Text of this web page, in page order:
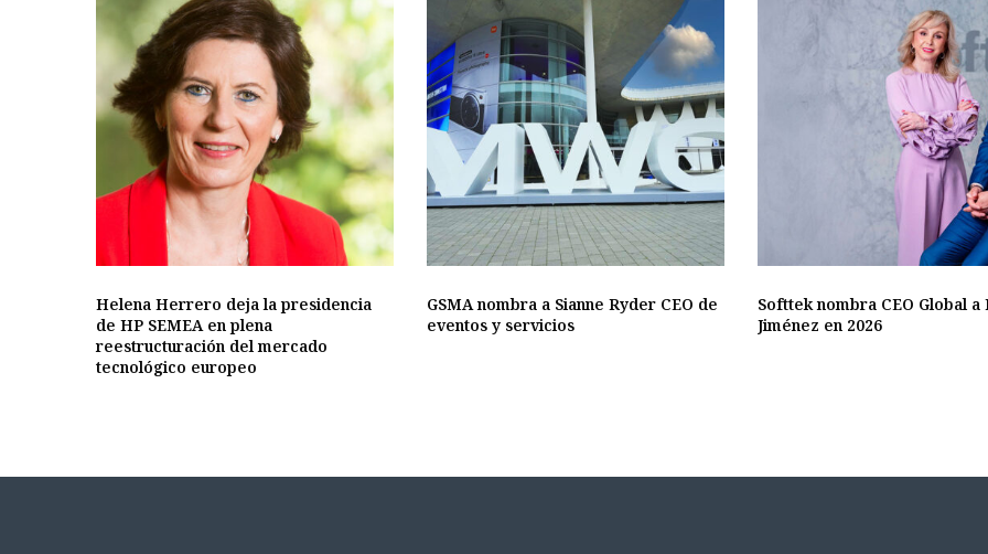
Helena Herrero deja la presidencia
de HP SEMEA en plena
reestructuración del mercado
tecnológico europeo
GSMA nombra a Sianne Ryder CEO de
eventos y servicios
Softtek nombra CEO Global a
Jiménez en 2026